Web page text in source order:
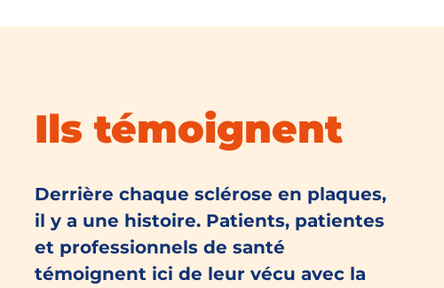
Ils témoignent
Derrière chaque sclérose en plaques,
il y a une histoire. Patients, patientes
et professionnels de santé
témoignent ici de leur vécu avec la